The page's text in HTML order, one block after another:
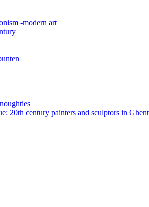
-modern art
20th century painters and sculptors in Ghent